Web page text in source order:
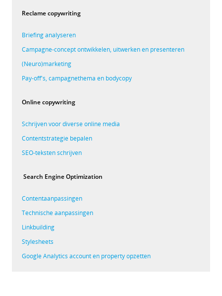
Reclame copywriting
Briefing analyseren
Campagne-concept ontwikkelen, uitwerken en presenteren
(Neuro)marketing
Pay-off's, campagnethema en bodycopy
Online copywriting
Schrijven voor diverse online media
Contentstrategie bepalen
SEO-teksten schrijven
Search Engine Optimization
Contentaanpassingen
Technische aanpassingen
Linkbuilding
Stylesheets
Google Analytics account en property opzetten